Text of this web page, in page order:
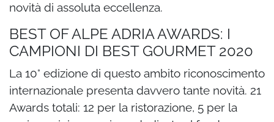
novità di assoluta eccellenza.
BEST OF ALPE ADRIA AWARDS: I
CAMPIONI DI BEST GOURMET 2020
La 10° edizione di questo ambito riconoscimento
internazionale presenta davvero tante novità. 21
Awards totali: 12 per la ristorazione, 5 per la